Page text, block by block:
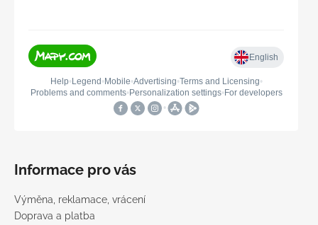
Informace pro vás
Výměna, reklamace, vrácení
Doprava a platba